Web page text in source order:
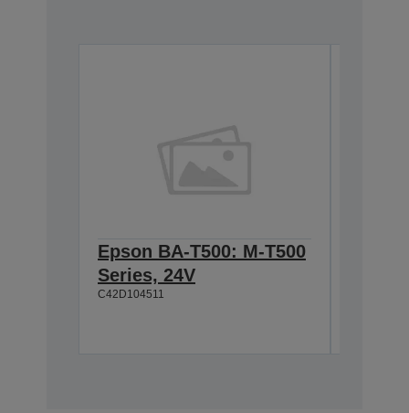
Epson BA-T500: M-T500
Series, 24V
C42D104511